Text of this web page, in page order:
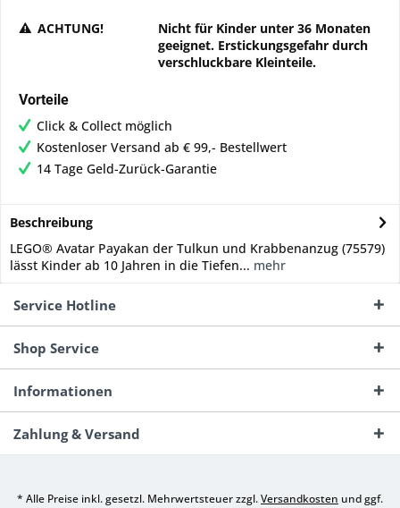
ACHTUNG!
Nicht für Kinder unter 36 Monaten
geeignet. Erstickungsgefahr durch
verschluckbare Kleinteile.
Vorteile
Click & Collect möglich
Kostenloser Versand ab € 99,- Bestellwert
14 Tage Geld-Zurück-Garantie
Beschreibung
LEGO® Avatar Payakan der Tulkun und Krabbenanzug (75579)
lässt Kinder ab 10 Jahren in die Tiefen... mehr
Service Hotline
Shop Service
Informationen
Zahlung & Versand
* Alle Preise inkl. gesetzl. Mehrwertsteuer zzgl.Versandkosten und ggf.